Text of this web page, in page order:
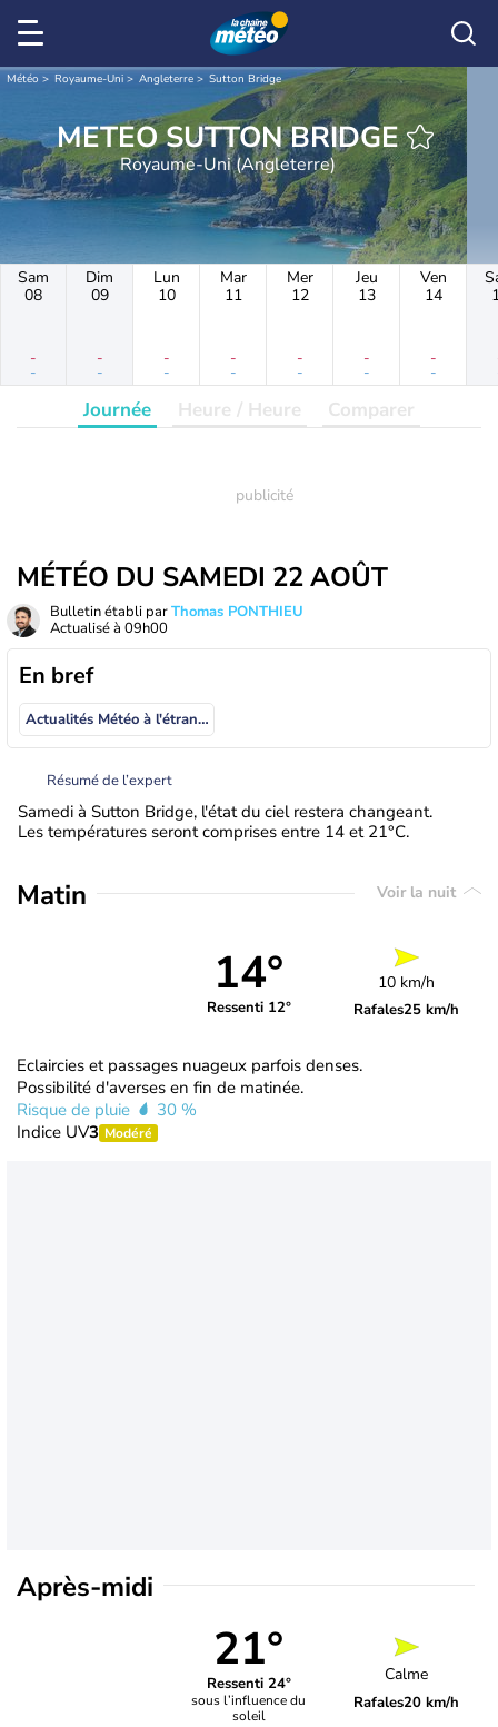
Météo Royaume-Uni Angleterre Sutton Bridge
METEO SUTTON BRIDGE
Royaume-Uni (Angleterre)
Sam
08
-
-
Dim
09
-
-
Lun
10
-
-
Mar
11
-
-
Mer
12
-
-
Jeu
13
-
-
Ven
14
-
-
Journée Heure / Heure Comparer
MÉTÉO DU SAMEDI 22 AOÛT
Bulletin établi parThomas PONTHIEU
Actualisé à 09h00
En bref
Actualités Météo à l'étranger
Résumé de l’expert
Samedi à Sutton Bridge, l'état du ciel restera changeant.
Les températures seront comprises entre 14 et 21°C.
Matin Voir la nuit
14°
Ressenti 12°
10 km/h
Rafales25 km/h
Eclaircies et passages nuageux parfois denses.
Possibilité d'averses en fin de matinée.
Risque de pluie
30 %
Indice UV3 Modéré
Après-midi
21°
Ressenti 24°
sous l’influence du
soleil
Calme
Rafales20 km/h